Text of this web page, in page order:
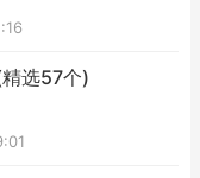
选57个)